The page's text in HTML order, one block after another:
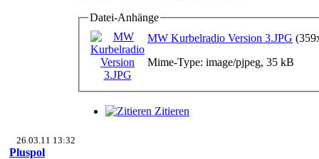
Datei-Anhänge
MW Kurbelradio Version 3.JPG
Mime-Type: image/pjpeg, 35 kB
Zitieren
26.03.11 13:32
Pluspol